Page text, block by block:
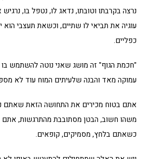
נרצה בקרבתו וטובתו, נדאג לו, נטפל בו,
עוגיה את תביאי לו שתיים, וכשאת תעצבי
כפליים.
"חכמת הגוף" זה מושג שאני נוטה להשתמש בו
עמוקה מאד והבנה שלעיתים המוח עוד לא
אתם בטוח מכירים את התחושה הזאת שאתם
משהו חשוב, הבטן מסתובבת מהתרגשות, אתם
כשאתם בלחץ, מסמיקים, קופאים.